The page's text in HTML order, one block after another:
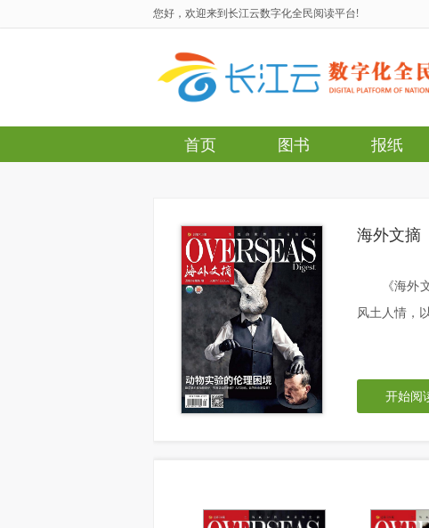
您好，欢迎来到长江云数字化全民阅读平台!
首页 图书 报纸
海外文摘
《海
风土人情，
开始阅